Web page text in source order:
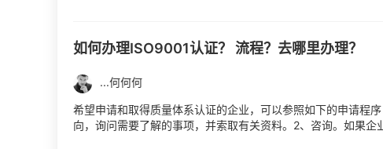
如何办理ISO9001认证？ 流程？去哪里办理？
...何何何
希望申请和取得质量体系认证的企业，可以参照如下的申请程
向，询问需要了解的事项，并索取有关资料。2、咨询。如果